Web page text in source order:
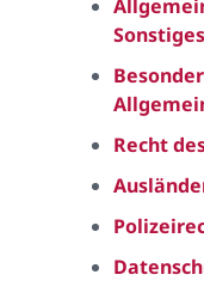
Sonstiges
Recht